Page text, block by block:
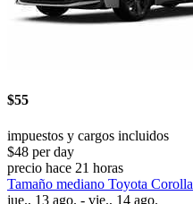
$55
impuestos y cargos incluidos
$48 per day
precio hace 21 horas
Tamaño mediano Toyota Corolla
jue., 13 ago. - vie., 14 ago.